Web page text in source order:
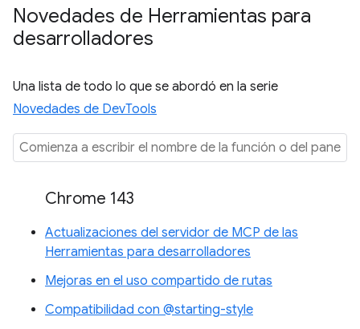
Novedades de Herramientas para
desarrolladores
Una lista de todo lo que se abordó en la serie
Novedades de DevTools
Chrome 143
Actualizaciones del servidor de MCP de las
Herramientas para desarrolladores
Mejoras en el uso compartido de rutas
Compatibilidad con @starting-style